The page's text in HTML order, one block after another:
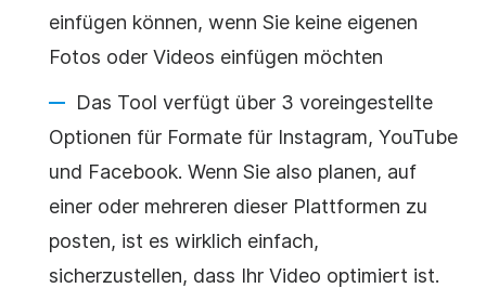
einfügen können, wenn Sie keine eigenen
Fotos oder Videos einfügen möchten
Das Tool verfügt über 3 voreingestellte
Optionen für Formate für Instagram, YouTube
und Facebook. Wenn Sie also planen, auf
einer oder mehreren dieser Plattformen zu
posten, ist es wirklich einfach,
sicherzustellen, dass Ihr Video optimiert ist.